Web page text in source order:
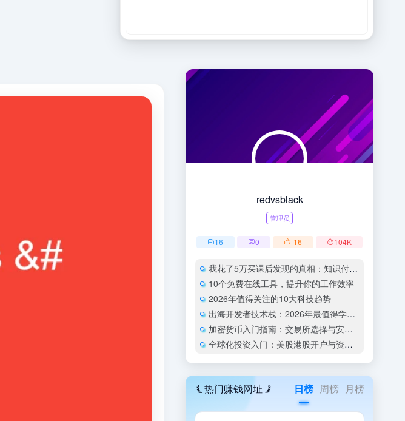
redvsblack
管理员
16 0 -16 104K
我花了5万买课后发现的真相：知识付费是新一代”焦虑税”吗？
10个免费在线工具，提升你的工作效率
2026年值得关注的10大科技趋势
出海开发者技术栈：2026年最值得学的编程语言和框架
加密货币入门指南：交易所选择与安全存储
全球化投资入门：美股港股开户与资产配置指南
热门赚钱网址 日榜 周榜 月榜